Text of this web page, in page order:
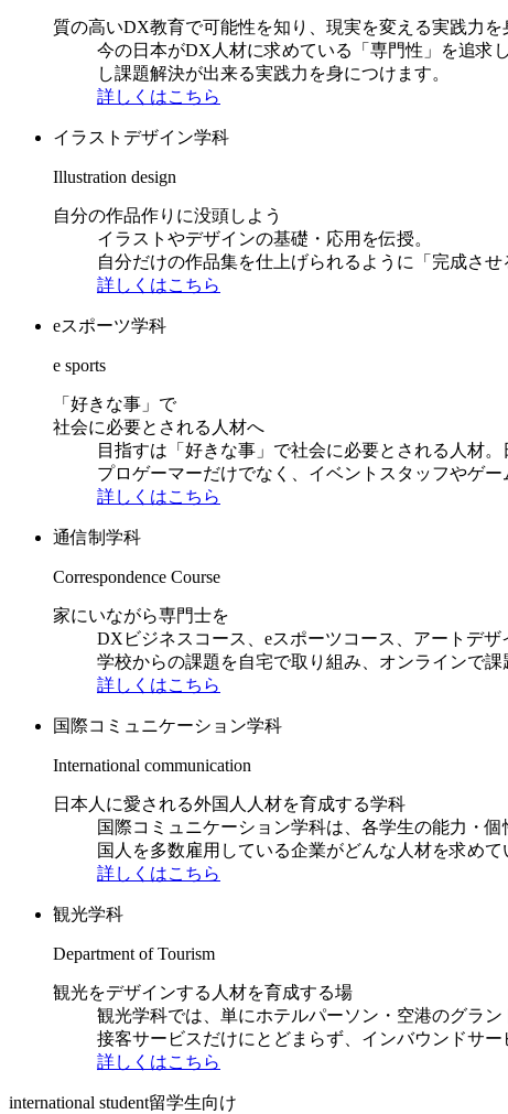
質の高いDX教育で可能性を知り、現実を変える実践力を
今の日本がDX人材に求めている「専門性」を追求
し課題解決が出来る実践力を身につけます。
詳しくはこちら
イラストデザイン学科
Illustration design
自分の作品作りに没頭しよう
イラストやデザインの基礎・応用を伝授。
自分だけの作品集を仕上げられるように「完成させ
詳しくはこちら
eスポーツ学科
e sports
「好きな事」で
社会に必要とされる人材へ
目指すは「好きな事」で社会に必要とされる人材
プロゲーマーだけでなく、イベントスタッフやゲ
詳しくはこちら
通信制学科
Correspondence Course
家にいながら専門士を
DXビジネスコース、eスポーツコース、アートデザ
学校からの課題を自宅で取り組み、オンラインで課
詳しくはこちら
国際コミュニケーション学科
International communication
日本人に愛される外国人人材を育成する学科
国際コミュニケーション学科は、各学生の能力・
国人を多数雇用している企業がどんな人材を求め
詳しくはこちら
観光学科
Department of Tourism
観光をデザインする人材を育成する場
観光学科では、単にホテルパーソン・空港のグラ
接客サービスだけにとどまらず、インバウンドサ
詳しくはこちら
international student留学生向け